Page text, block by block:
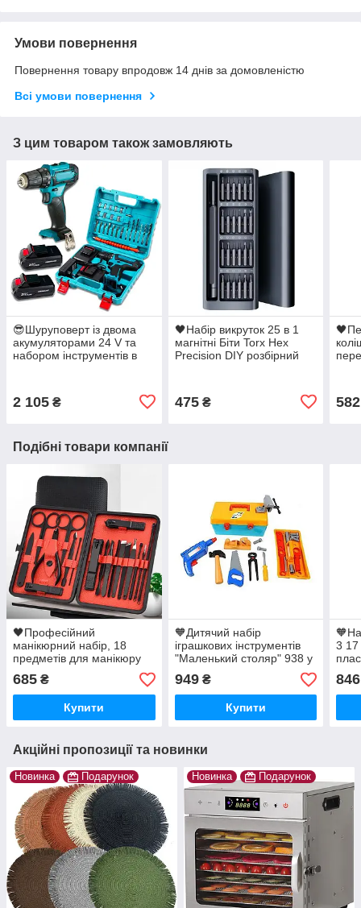
Умови повернення
Повернення товару впродовж 14 днів за домовленістю
Всі умови повернення
З цим товаром також замовляють
😎Шуруповерт із двома
акумуляторами 24 V та
набором інструментів в
2 105 ₴
🖤Набір викруток 25 в 1
магнітні Біти Torx Hex
Precision DIY розбірний
475₴ 582
Подібні товари компанії
🖤Професійний
манікюрний набір, 18
предметів для манікюру
та педикюру з
нержавіючої сталі, кейс
Чорний
685 ₴
Купити
🧡Дитячий набір
іграшкових інструментів
"Маленький столяр" 938 у
пластиковому кейсі
949₴
Купити
3 17
846
Акційні пропозиції та новинки
Новинка Подарунок Новинка Подарунок